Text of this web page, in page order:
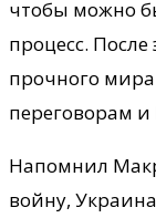
чтобы можно
процесс.
прочного
переговорам
Напомнил
войну,